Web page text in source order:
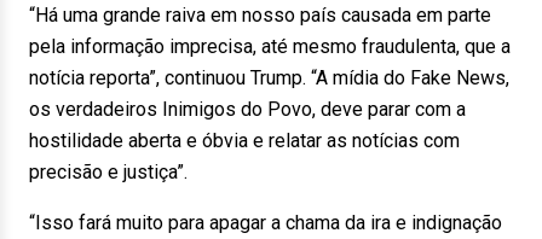
“Há uma grande raiva em nosso país causada em parte
pela informação imprecisa, até mesmo fraudulenta, que a
notícia reporta”, continuou Trump. “A mídia do Fake News,
os verdadeiros Inimigos do Povo, deve parar com a
hostilidade aberta e óbvia e relatar as notícias com
precisão e justiça”.
“Isso fará muito para apagar a chama da ira e indignação